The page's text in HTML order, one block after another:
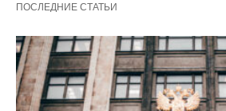
ПОСЛЕДНИЕ СТАТЬИ